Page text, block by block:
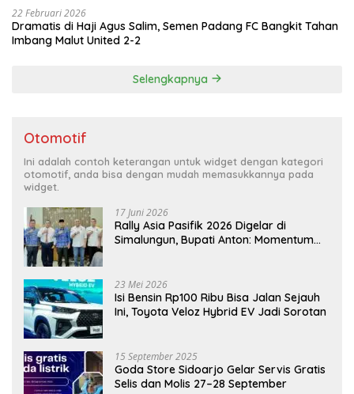
22 Februari 2026
Dramatis di Haji Agus Salim, Semen Padang FC Bangkit Tahan
Imbang Malut United 2-2
Selengkapnya
Otomotif
Ini adalah contoh keterangan untuk widget dengan kategori
otomotif, anda bisa dengan mudah memasukkannya pada
widget.
17 Juni 2026
Rally Asia Pasifik 2026 Digelar di
Simalungun, Bupati Anton: Momentum
23 Mei 2026
Isi Bensin Rp100 Ribu Bisa Jalan Sejauh
Ini, Toyota Veloz Hybrid EV Jadi Sorotan
15 September 2025
Goda Store Sidoarjo Gelar Servis Gratis
Selis dan Molis 27–28 September